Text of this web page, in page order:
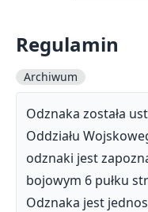
Regulamin
Archiwum
Odznaka została
Oddziału
odznaki jest
bojowym 6 pułku
Odznaka jest